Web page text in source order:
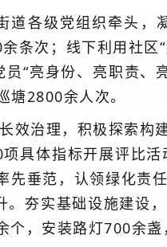
道各级党组织牵头，
次；线下利用社区
“亮身份、亮职责、
塘2800余人次。
效治理，积极探索构
具体指标开展评比
先垂范，认领绿化责
。夯实基础设施建
个，安装路灯700余盏